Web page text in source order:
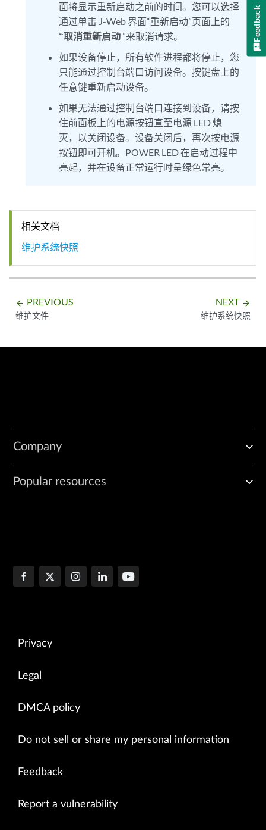
面将显示重新启动之前的时间。您可以选择
通过单击 J-Web 界面“重新启动”页面上的
“取消重新启动”来取消请求。
如果设备停止，所有软件进程都将停止，您
只能通过控制台端口访问设备。按键盘上的
任意键重新启动设备。
如果无法通过控制台端口连接到设备，请按
住前面板上的电源按钮直至电源 LED 熄
灭，以关闭设备。设备关闭后，再次按电源
按钮即可开机。POWER LED 在启动过程中
亮起，并在设备正常运行时呈绿色常亮。
相关文档
维护系统快照
arrow_backward PREVIOUS
维护文件
NEXT arrow_forward
维护系统快照
Company
Popular resources
Privacy
Legal
DMCA policy
Do not sell or share my personal information
Feedback
Report a vulnerability
Feedback